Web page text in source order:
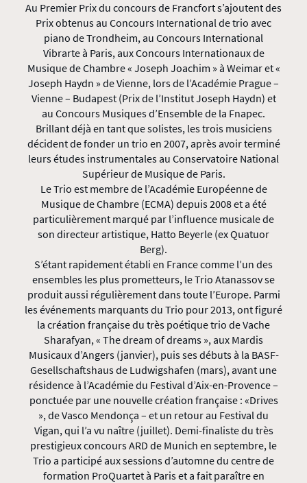
Au Premier Prix du concours de Francfort s’ajoutent des
Prix obtenus au Concours International de trio avec
piano de Trondheim, au Concours International
Vibrarte à Paris, aux Concours Internationaux de
Musique de Chambre « Joseph Joachim » à Weimar et «
Joseph Haydn » de Vienne, lors de l’Académie Prague –
Vienne – Budapest (Prix de l’Institut Joseph Haydn) et
au Concours Musiques d’Ensemble de la Fnapec.
Brillant déjà en tant que solistes, les trois musiciens
décident de fonder un trio en 2007, après avoir terminé
leurs études instrumentales au Conservatoire National
Supérieur de Musique de Paris.
Le Trio est membre de l’Académie Européenne de
Musique de Chambre (ECMA) depuis 2008 et a été
particulièrement marqué par l’influence musicale de
son directeur artistique, Hatto Beyerle (ex Quatuor
Berg).
S’étant rapidement établi en France comme l’un des
ensembles les plus prometteurs, le Trio Atanassov se
produit aussi régulièrement dans toute l’Europe. Parmi
les événements marquants du Trio pour 2013, ont figuré
la création française du très poétique trio de Vache
Sharafyan, « The dream of dreams », aux Mardis
Musicaux d’Angers (janvier), puis ses débuts à la BASF-
Gesellschaftshaus de Ludwigshafen (mars), avant une
résidence à l’Académie du Festival d’Aix-en-Provence –
ponctuée par une nouvelle création française : «Drives
», de Vasco Mendonça – et un retour au Festival du
Vigan, qui l’a vu naître (juillet). Demi-finaliste du très
prestigieux concours ARD de Munich en septembre, le
Trio a participé aux sessions d’automne du centre de
formation ProQuartet à Paris et a fait paraître en